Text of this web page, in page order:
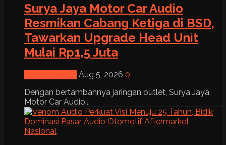
Surya Jaya Motor Car Audio
Resmikan Cabang Ketiga di BSD,
Tawarkan Upgrade Head Unit
Mulai Rp1,5 Juta
Aug 5, 2026 0
Dengan bertambahnya jaringan outlet, Surya Jaya
Motor Car Audio...